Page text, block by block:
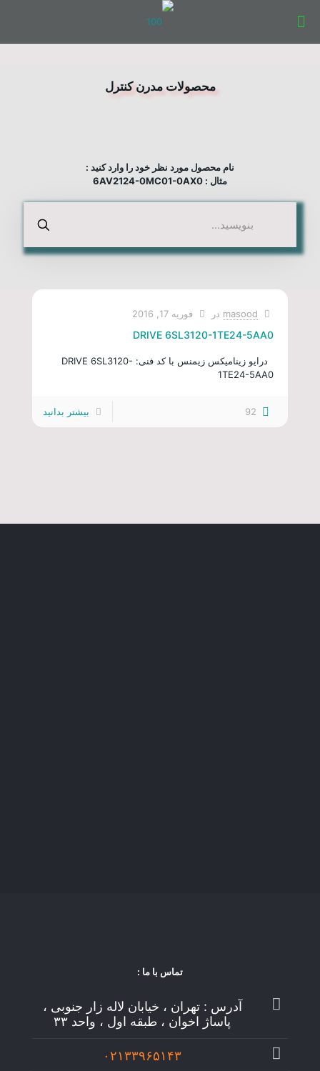
محصولات مدرن کنترل
نام محصول مورد نظر خود را وارد کنید :
مثال : 6AV2124-0MC01-0AX0
masood در فوریه 17, 2016
DRIVE 6SL3120-1TE24-5AA0
درایو زینامیکس زیمنس با کد فنی: DRIVE 6SL3120-
1TE24-5AA0
92 بیشتر بدانید
تماس با ما :
آدرس : تهران ، خیابان لاله زار جنوبی ،
پاساژ اخوان ، طبقه اول ، واحد ۳۳
۰۲۱۳۳۹۶۵۱۴۳